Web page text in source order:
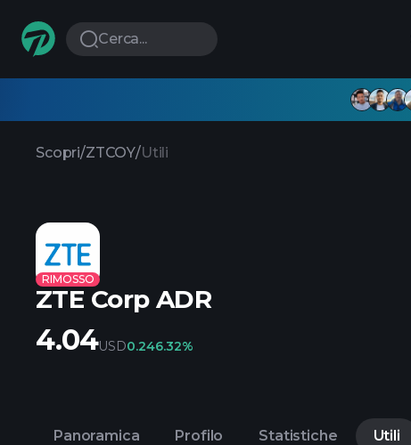
Cerca...
Scopri/ZTCOY/Utili
RIMOSSO
ZTE Corp ADR
4.04USD0.246.32%
Panoramica Profilo Statistiche Utili